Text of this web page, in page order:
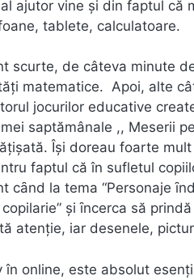
ajutor vine şi din faptul că
tablete, calculatoare.
scurte, de câteva minute
matematice. Apoi, alte
jocurilor educative
saptămânale ,, Meserii
Îşi doreau foarte
faptul că în sufletul
la tema “Personaje
şi ȋncerca să
atenţie, iar desenele,
online, este absolut